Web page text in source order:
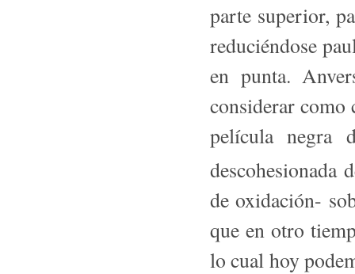
parte superior,
reduciéndose
en punta.
considerar como
película negra
descohesionada
de oxidación-
que en otro
lo cual hoy